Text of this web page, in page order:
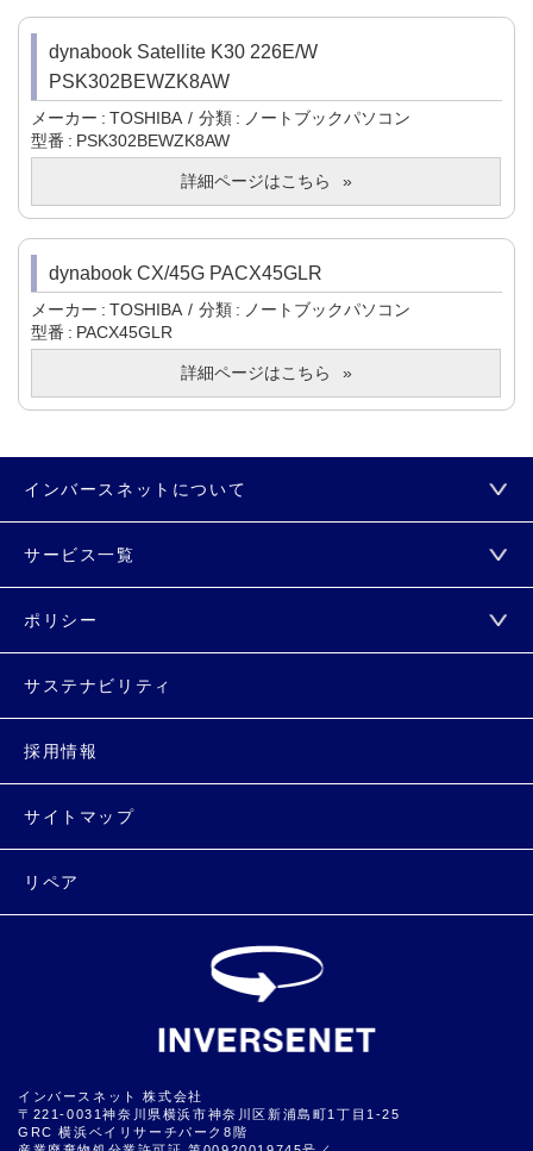
dynabook Satellite K30 226E/W
PSK302BEWZK8AW
メーカー TOSHIBA 分類
ノートブックパソコン
型番
PSK302BEWZK8AW
詳細ページはこちら
dynabook CX/45G PACX45GLR
メーカー TOSHIBA 分類
ノートブックパソコン
型番
PACX45GLR
詳細ページはこちら
インバースネットについて
サービス一覧
ポリシー
サステナビリティ
採用情報
サイトマップ
リペア
インバースネット 株式会社
〒221-0031神奈川県横浜市神奈川区新浦島町1丁目1-25
GRC 横浜ベイリサーチパーク8階